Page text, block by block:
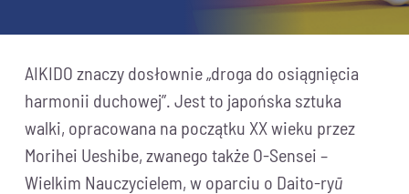
AIKIDO znaczy dosłownie „droga do osiągnięcia
harmonii duchowej”. Jest to japońska sztuka
walki, opracowana na początku XX wieku przez
Morihei Ueshibe, zwanego także O-Sensei –
Wielkim Nauczycielem, w oparciu o Daito-ryū